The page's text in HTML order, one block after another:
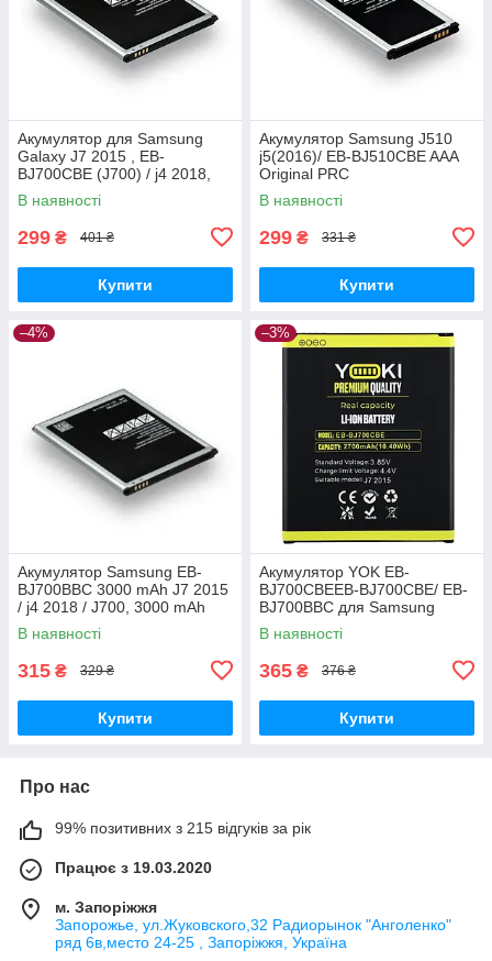
Акумулятор для Samsung
Galaxy J7 2015 , EB-
BJ700CBE (J700) / j4 2018,
3000 mAh Original PRC
В наявності
299 ₴ 401 ₴
Купити
Акумулятор Samsung J510
j5(2016)/ EB-BJ510CBE AAA
Original PRC
В наявності
299 ₴ 331 ₴
Купити
–4%
Акумулятор Samsung EB-
BJ700BBC 3000 mAh J7 2015
/ j4 2018 / J700, 3000 mAh
Original PRC
В наявності
315 ₴ 329 ₴
Купити
–3%
Акумулятор YOK EB-
BJ700CBEEB-BJ700CBE/ EB-
BJ700BBC для Samsung
J700/ J700H/ J700F/ J701/ J7
(2015)/ J4 (2018)/ J400
В наявності
365 ₴ 376 ₴
Купити
Про нас
99% позитивних з 215 відгуків за рік
Працює з 19.03.2020
м. Запоріжжя
Запорожье, ул.Жуковского,32 Радиорынок "Анголенко"
ряд 6в,место 24-25 , Запоріжжя, Україна